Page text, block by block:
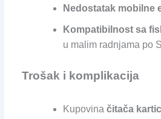
Nedostatak mobilne
Kompatibilnost sa
u malim radnjama po
Trošak i komplikacija
Kupovina čitača